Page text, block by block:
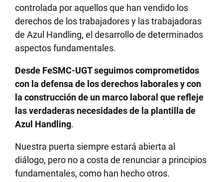
controlada por aquellos que han vendido los
derechos de los trabajadores y las trabajadoras
de Azul Handling, el desarrollo de determinados
aspectos fundamentales.
Desde FeSMC-UGT seguimos comprometidos
con la defensa de los derechos laborales y con
la construcción de un marco laboral que refleje
las verdaderas necesidades de la plantilla de
Azul Handling.
Nuestra puerta siempre estará abierta al
diálogo, pero no a costa de renunciar a principios
fundamentales, como han hecho otros.